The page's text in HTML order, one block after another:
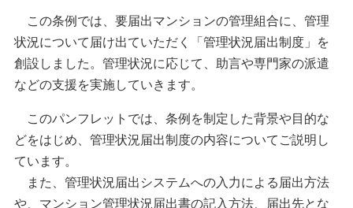
この条例では、要届出マンションの管理組合に、管理
状況について届け出ていただく「管理状況届出制度」を
創設しました。管理状況に応じて、助言や専門家の派遣
などの支援を実施していきます。
このパンフレットでは、条例を制定した背景や目的な
どをはじめ、管理状況届出制度の内容についてご説明し
ています。
また、管理状況届出システムへの入力による届出方法
や、マンション管理状況届出書の記入方法、届出先とな